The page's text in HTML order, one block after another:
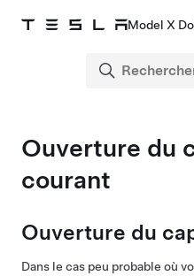
Model X
Ouverture du
courant
Ouverture du
Dans le cas peu probable où